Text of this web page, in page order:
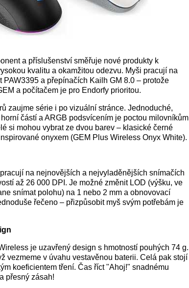
a příslušenství směřuje nové produkty k
kvalitu a okamžitou odezvu. Myši pracují na
a přepínačích Kailh GM 8.0 – protože
a počítačem je pro Endorfy prioritou.
zaujme série i po vizuální stránce. Jednoduché,
částí a ARGB podsvícením je poctou milovníkům
si mohou vybrat ze dvou barev – klasické černé
onyxem (GEM Plus Wireless Onyx White).
na nejnovějších a nejvyladěnějších snímačích
až 26 000 DPI. Je možné změnit LOD (výšku, ve
snímat polohu) na 1 nebo 2 mm a obnovovací
řečeno – přizpůsobit myš svým potřebám je
je uzavřený design s hmotností pouhých 74 g.
vezmeme v úvahu vestavěnou baterii. Celá pak stojí
koeficientem tření. Čas říct "Ahoj!" snadnému
přesný zásah!